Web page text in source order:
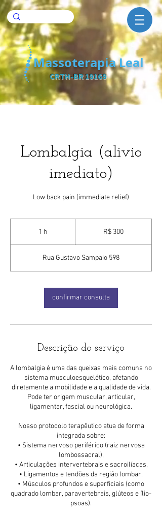
Massoterapia Leal
CRTH-BR 19169
Lombalgia (alivio
imediato)
Low back pain (immediate relief)
1 h R$ 300
Rua Gustavo Sampaio 598
confirmar consulta
Descrição do serviço
A lombalgia é uma das queixas mais comuns no
sistema musculoesquelético, afetando
diretamente a mobilidade e a qualidade de vida.
Pode ter origem muscular, articular,
ligamentar, fascial ou neurológica.
Nosso protocolo terapêutico atua de forma
integrada sobre:
• Sistema nervoso periférico (raiz nervosa
lombossacral),
• Articulações intervertebrais e sacroilíacas,
• Ligamentos e tendões da região lombar,
• Músculos profundos e superficiais (como
quadrado lombar, paravertebrais, glúteos e ílio-
psoas).